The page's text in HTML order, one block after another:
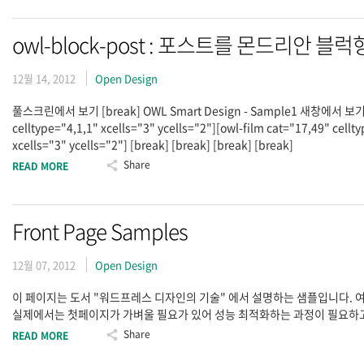
owl-block-post : 포스트를 몬드리안 블럭
12월 14, 2012 Open Design
풀스크린에서 보기 [break] OWL Smart Design - Sample1 새창에서
celltype="4,1,1" xcells="3" ycells="2"][owl-film cat="17,49"
xcells="3" ycells="2"] [break] [break] [break] [break]
READ MORE Share
Front Page Samples
12월 07, 2012 Open Design
이 페이지는 도서 "워드프레스 디자인의 기술" 에서 설명하는 샘플입니다.
실제에서는 첫페이지가 가벼울 필요가 있어 성능 최적화하는 과정이 필요
READ MORE Share